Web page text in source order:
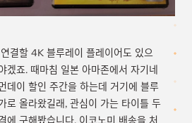
결할 4K 블루레이 플레이어도 있으
겠죠. 때마침 일본 아마존에서 자기네
데이 할인 주간을 하는데 거기에 블루
로 올라왔길래, 관심이 가는 타이틀 두